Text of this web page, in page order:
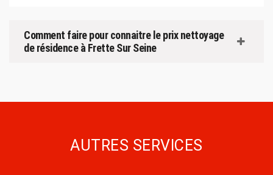
Comment faire pour connaitre le prix nettoyage
de résidence à Frette Sur Seine
AUTRES SERVICES